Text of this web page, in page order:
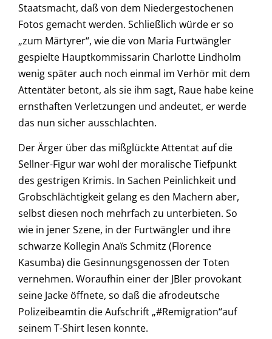
Staatsmacht, daß von dem Niedergestochenen
Fotos gemacht werden. Schließlich würde er so
„zum Märtyrer“, wie die von Maria Furtwängler
gespielte Hauptkommissarin Charlotte Lindholm
wenig später auch noch einmal im Verhör mit dem
Attentäter betont, als sie ihm sagt, Raue habe keine
ernsthaften Verletzungen und andeutet, er werde
das nun sicher ausschlachten.
Der Ärger über das mißglückte Attentat auf die
Sellner-Figur war wohl der moralische Tiefpunkt
des gestrigen Krimis. In Sachen Peinlichkeit und
Grobschlächtigkeit gelang es den Machern aber,
selbst diesen noch mehrfach zu unterbieten. So
wie in jener Szene, in der Furtwängler und ihre
schwarze Kollegin Anaïs Schmitz (Florence
Kasumba) die Gesinnungsgenossen der Toten
vernehmen. Woraufhin einer der JBler provokant
seine Jacke öffnete, so daß die afrodeutsche
Polizeibeamtin die Aufschrift „#Remigration“auf
seinem T-Shirt lesen konnte.